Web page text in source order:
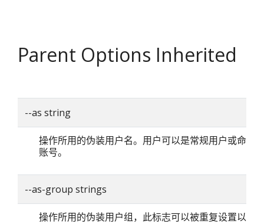
Parent Options Inherited
--as string
操作所用的伪装用户名。用户可以是常规用户或命名
账号。
--as-group strings
操作所用的伪装用户组，此标志可以被重复设置以指